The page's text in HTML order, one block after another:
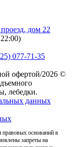
дом 22
077-71-35
офертой/2026 ©
лебедки.
данных
правовых оснований в
запреты на